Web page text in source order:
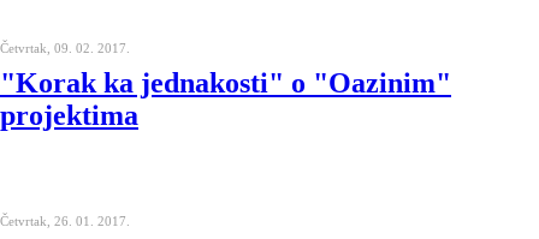
Četvrtak, 09. 02. 2017.
"Korak ka jednakosti" o "Oazinim"
projektima
Četvrtak, 26. 01. 2017.